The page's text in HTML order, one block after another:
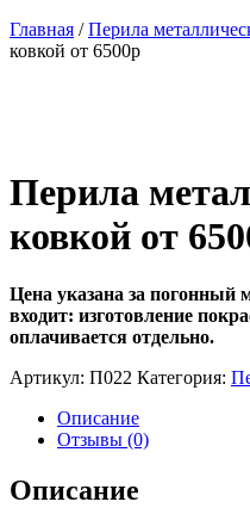
Главная /Перила
ковкой от 6500р
Перила
ковкой от
Цена указана за погонный
входит: изготовление
оплачивается отдельно.
Артикул: П022 Категория:
Описание
Отзывы (0)
Описание